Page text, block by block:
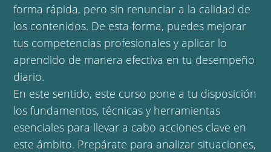
forma rápida, pero sin renunciar a la calidad de
los contenidos. De esta forma, puedes mejorar
tus competencias profesionales y aplicar lo
aprendido de manera efectiva en tu desempeño
diario.
En este sentido, este curso pone a tu disposición
los fundamentos, técnicas y herramientas
esenciales para llevar a cabo acciones clave en
este ámbito. Prepárate para analizar situaciones,